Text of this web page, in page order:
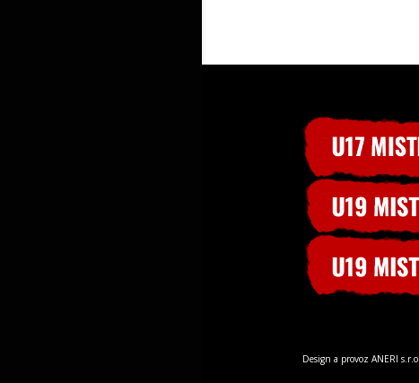
Design a provoz ANERI s.r.o.